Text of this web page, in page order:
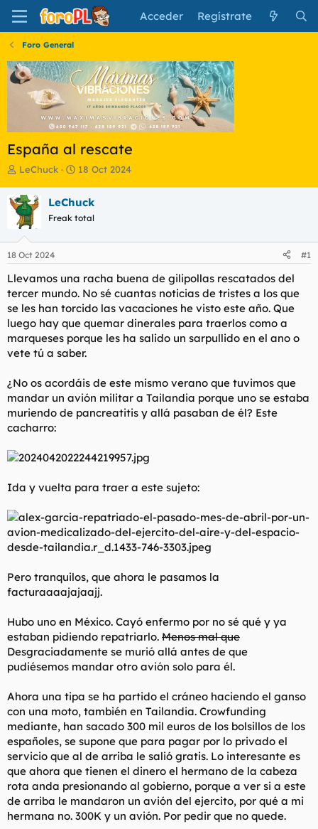
Acceder Regístrate
Foro General
España al rescate
I
i
c
i
a
d
o
d
e
t
e
m
a
LeChuck
F
h
a
e
i
c
i
o
18 Oct 2024
LeChuck
Freak total
18 Oct 2024 #1
Llevamos una racha buena de gilipollas rescatados del
tercer mundo. No sé cuantas noticias de tristes a los que
se les han torcido las vacaciones he visto este año. Que
luego hay que quemar dinerales para traerlos como a
marqueses porque les ha salido un sarpullido en el ano o
vete tú a saber.
¿No os acordáis de este mismo verano que tuvimos que
mandar un avión militar a Tailandia porque uno se estaba
muriendo de pancreatitis y allá pasaban de él? Este
cacharro:
Ida y vuelta para traer a este sujeto:
Pero tranquilos, que ahora le pasamos la
facturaaaajajaajj.
Hubo uno en México. Cayó enfermo por no sé qué y ya
estaban pidiendo repatriarlo. Menos mal que
Desgraciadamente se murió allá antes de que
pudiésemos mandar otro avión solo para él.
Ahora una tipa se ha partido el cráneo haciendo el ganso
con una moto, también en Tailandia. Crowfunding
mediante, han sacado 300 mil euros de los bolsillos de los
españoles, se supone que para pagar por lo privado el
servicio que al de arriba le salió gratis. Lo interesante es
que ahora que tienen el dinero el hermano de la cabeza
rota anda presionando al gobierno, porque a ver si a este
de arriba le mandaron un avión del ejercito, por qué a mi
hermana no. 300K y un avión. Por pedir que no quede.